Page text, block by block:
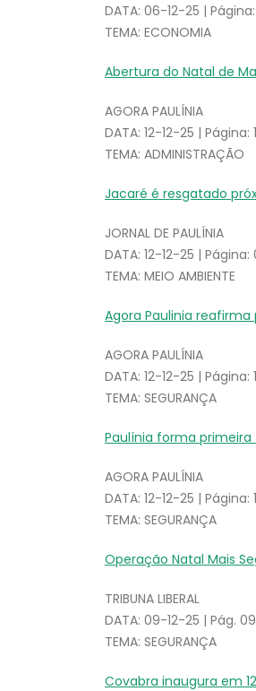
DATA: 06-12-25 |
TEMA: ECONOMIA
Abertura do Natal de
AGORA PAULÍNIA
DATA: 12-12-25 | Página:
TEMA: ADMINISTRAÇÃO
Jacaré é resgatado
JORNAL DE PAULÍNIA
DATA: 12-12-25 | Página:
TEMA: MEIO AMBIENTE
Agora Paulinia
AGORA PAULÍNIA
DATA: 12-12-25 | Página:
TEMA: SEGURANÇA
Paulínia forma
AGORA PAULÍNIA
DATA: 12-12-25 | Página:
TEMA: SEGURANÇA
Operação Natal Mais
TRIBUNA LIBERAL
DATA: 09-12-25 | Pág. 09
TEMA: SEGURANÇA
Covabra inaugura em